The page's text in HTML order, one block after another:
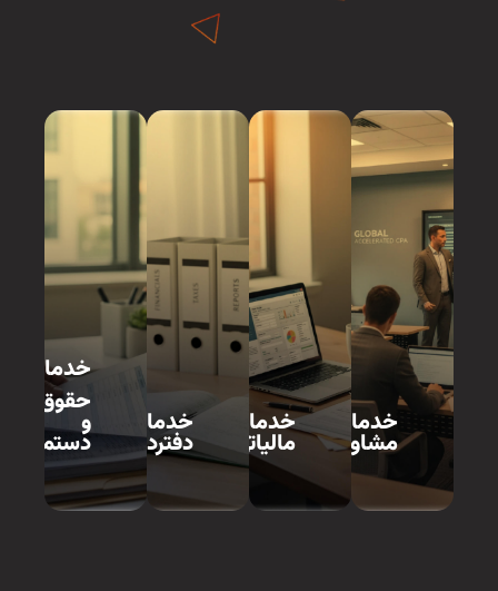
خدمات
مشاوره
خدمات
مالیاتی
خدمات
دفترداری
خدمات
حقوق
و
دستمزد